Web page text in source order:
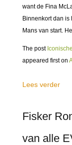
want de Fina
Binnenkort dan is
Mans van start.
The post
appeared first on
Lees verder
Fisker
van alle